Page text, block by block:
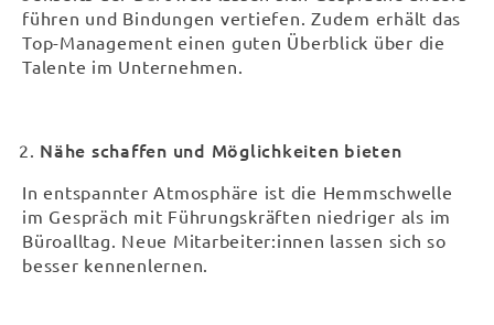
führen und Bindungen vertiefen. Zudem erhält das
Top-Management einen guten Überblick über die
Talente im Unternehmen.
Nähe schaffen und Möglichkeiten bieten
In entspannter Atmosphäre ist die Hemmschwelle
im Gespräch mit Führungskräften niedriger als im
Büroalltag. Neue Mitarbeiter:innen lassen sich so
besser kennenlernen.